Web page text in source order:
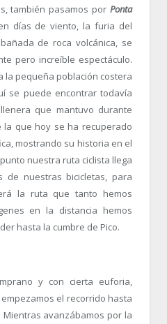
también pasamos por Ponta
días de viento, la furia del
de roca volcánica, se
pero increíble espectáculo.
la pequeña población costera
se puede encontrar todavía
que mantuvo durante
la que hoy se ha recuperado
mostrando su historia en el
nuestra ruta ciclista llega
de nuestras bicicletas, para
la ruta que tanto hemos
en la distancia hemos
hasta la cumbre de Pico.
y con cierta euforia,
el recorrido hasta
Mientras avanzábamos por la